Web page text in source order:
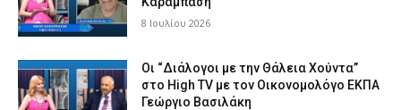
8 Ιουλίου 2026
Οι “Διάλογοι με την Θάλεια Χούντα”
στο High TV με τον Οικονομολόγο ΕΚΠΑ
Γεώργιο Βασιλάκη